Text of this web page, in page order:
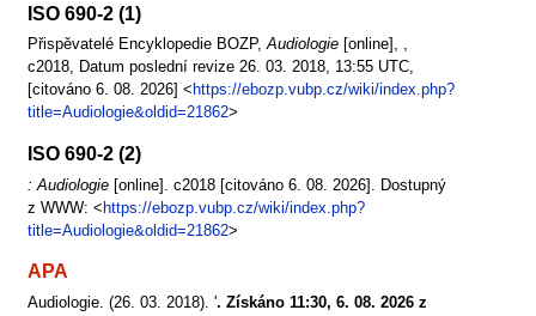
ISO 690-2 (1)
Přispěvatelé Encyklopedie BOZP, Audiologie[online], ,
c2018, Datum poslední revize 26. 03. 2018, 13:55 UTC,
[citováno 6. 08. 2026] < https://ebozp.vubp.cz/wiki/index.php?
title=Audiologie&oldid=21862>
ISO 690-2 (2)
: Audiologie[online]. c2018 [citováno 6. 08. 2026]. Dostupný
z WWW: < https://ebozp.vubp.cz/wiki/index.php?
title=Audiologie&oldid=21862>
APA
Audiologie. (26. 03. 2018). '. Získáno 11:30, 6. 08. 2026 z